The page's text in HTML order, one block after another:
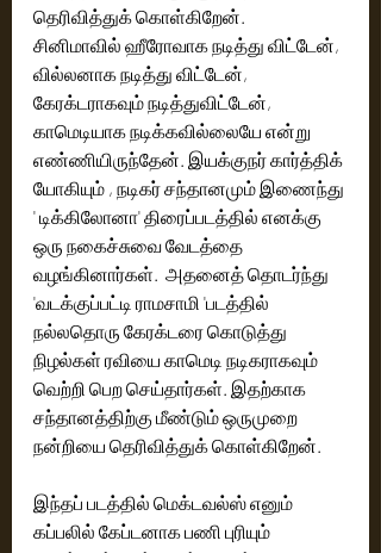
தெரிவித்துக் கொள்கிறேன்.
சினிமாவில் ஹீரோவாக நடித்து விட்டேன்,
வில்லனாக நடித்து விட்டேன்,
கேரக்டராகவும் நடித்துவிட்டேன்,
காமெடியாக நடிக்கவில்லையே என்று
எண்ணியிருந்தேன். இயக்குநர் கார்த்திக்
யோகியும் , நடிகர் சந்தானமும் இணைந்து
' டிக்கிலோனா' திரைப்படத்தில் எனக்கு
ஒரு நகைச்சுவை வேடத்தை
வழங்கினார்கள்.  அதனைத் தொடர்ந்து
'வடக்குப்பட்டி ராமசாமி 'படத்தில்
நல்லதொரு கேரக்டரை கொடுத்து
நிழல்கள் ரவியை காமெடி நடிகராகவும்
வெற்றி பெற செய்தார்கள். இதற்காக
சந்தானத்திற்கு மீண்டும் ஒருமுறை
நன்றியை தெரிவித்துக் கொள்கிறேன்.
இந்தப் படத்தில் மெக்டவல்ஸ் எனும்
கப்பலில் கேப்டனாக பணி புரியும்